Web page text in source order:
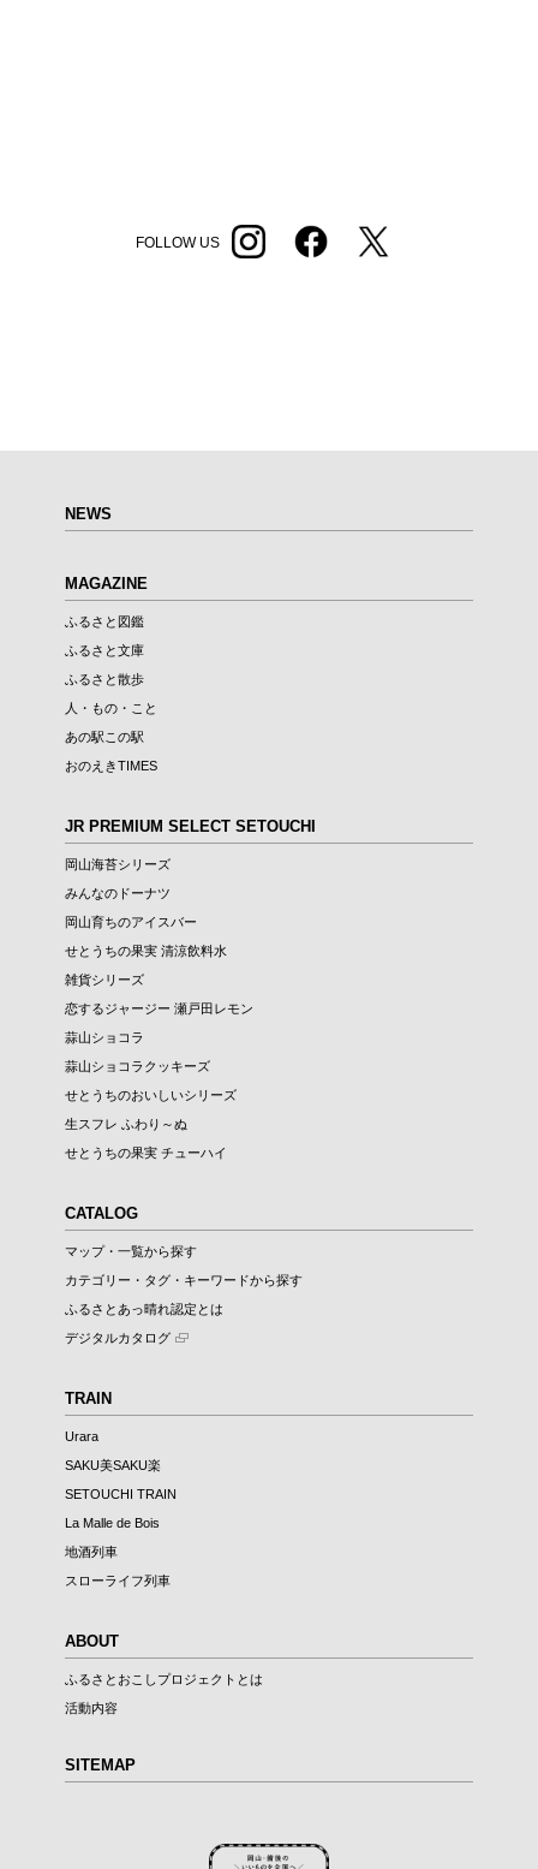
FOLLOW US
NEWS
MAGAZINE
ふるさと図鑑
ふるさと文庫
ふるさと散歩
人・もの・こと
あの駅この駅
おのえきTIMES
JR PREMIUM SELECT SETOUCHI
岡山海苔シリーズ
みんなのドーナツ
岡山育ちのアイスバー
せとうちの果実 清涼飲料水
雑貨シリーズ
恋するジャージー 瀬戸田レモン
蒜山ショコラ
蒜山ショコラクッキーズ
せとうちのおいしいシリーズ
生スフレ ふわり～ぬ
せとうちの果実 チューハイ
CATALOG
マップ・一覧から探す
カテゴリー・タグ・キーワードから探す
ふるさとあっ晴れ認定とは
デジタルカタログ
TRAIN
Urara
SAKU美SAKU楽
SETOUCHI TRAIN
La Malle de Bois
地酒列車
スローライフ列車
ABOUT
ふるさとおこしプロジェクトとは
活動内容
SITEMAP